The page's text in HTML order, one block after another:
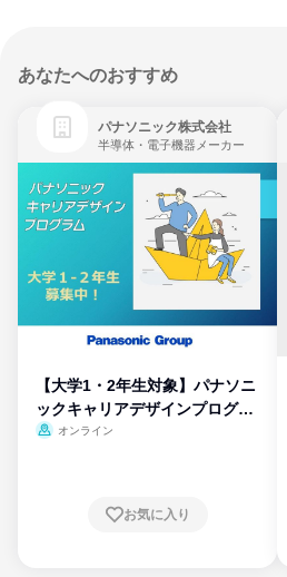
あなたへのおすすめ
パナソニック株式会社
半導体・電子機器メーカー
【大学1・2年生対象】パナソニ
ックキャリアデザインプログラ
ム
オンライン
お気に入り